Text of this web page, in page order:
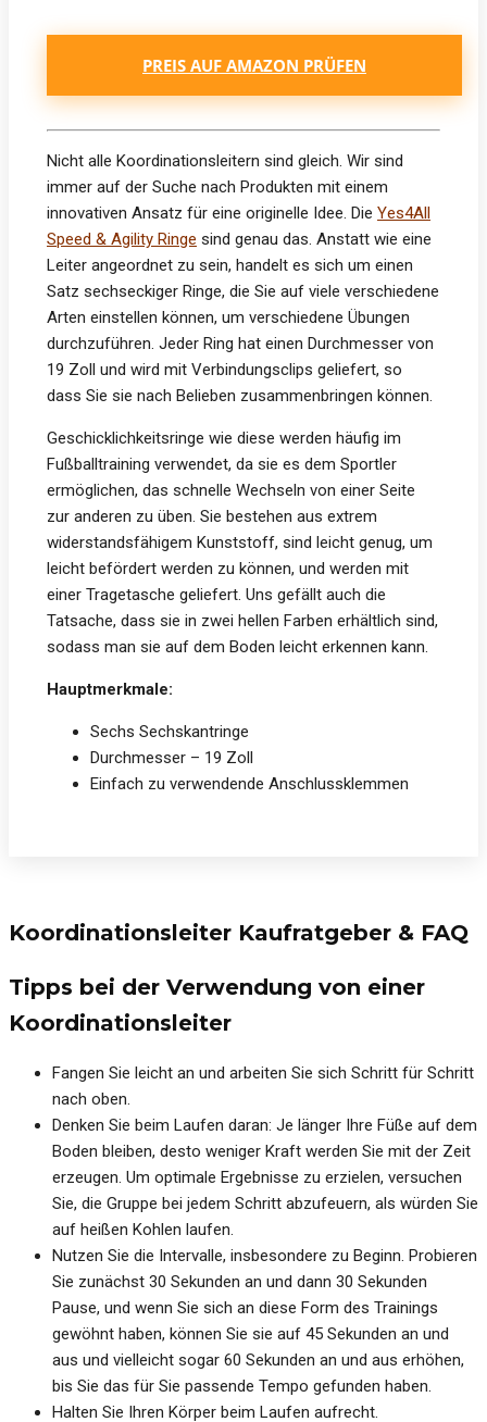
PREIS AUF AMAZON PRÜFEN
Nicht alle Koordinationsleitern sind gleich. Wir sind
immer auf der Suche nach Produkten mit einem
innovativen Ansatz für eine originelle Idee. Die Yes4All
Speed & Agility Ringe sind genau das. Anstatt wie eine
Leiter angeordnet zu sein, handelt es sich um einen
Satz sechseckiger Ringe, die Sie auf viele verschiedene
Arten einstellen können, um verschiedene Übungen
durchzuführen. Jeder Ring hat einen Durchmesser von
19 Zoll und wird mit Verbindungsclips geliefert, so
dass Sie sie nach Belieben zusammenbringen können.
Geschicklichkeitsringe wie diese werden häufig im
Fußballtraining verwendet, da sie es dem Sportler
ermöglichen, das schnelle Wechseln von einer Seite
zur anderen zu üben. Sie bestehen aus extrem
widerstandsfähigem Kunststoff, sind leicht genug, um
leicht befördert werden zu können, und werden mit
einer Tragetasche geliefert. Uns gefällt auch die
Tatsache, dass sie in zwei hellen Farben erhältlich sind,
sodass man sie auf dem Boden leicht erkennen kann.
Hauptmerkmale:
Sechs Sechskantringe
Durchmesser – 19 Zoll
Einfach zu verwendende Anschlussklemmen
Koordinationsleiter Kaufratgeber & FAQ
Tipps bei der Verwendung von einer
Koordinationsleiter
Fangen Sie leicht an und arbeiten Sie sich Schritt für Schritt
nach oben.
Denken Sie beim Laufen daran: Je länger Ihre Füße auf dem
Boden bleiben, desto weniger Kraft werden Sie mit der Zeit
erzeugen. Um optimale Ergebnisse zu erzielen, versuchen
Sie, die Gruppe bei jedem Schritt abzufeuern, als würden Sie
auf heißen Kohlen laufen.
Nutzen Sie die Intervalle, insbesondere zu Beginn. Probieren
Sie zunächst 30 Sekunden an und dann 30 Sekunden
Pause, und wenn Sie sich an diese Form des Trainings
gewöhnt haben, können Sie sie auf 45 Sekunden an und
aus und vielleicht sogar 60 Sekunden an und aus erhöhen,
bis Sie das für Sie passende Tempo gefunden haben.
Halten Sie Ihren Körper beim Laufen aufrecht.